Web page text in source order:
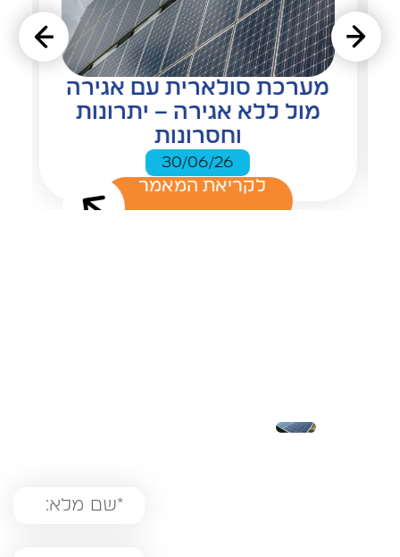
מערכת סולארית עם אגירה
מול ללא אגירה – יתרונות
וחסרונות
30/06/26
לקריאת המאמר